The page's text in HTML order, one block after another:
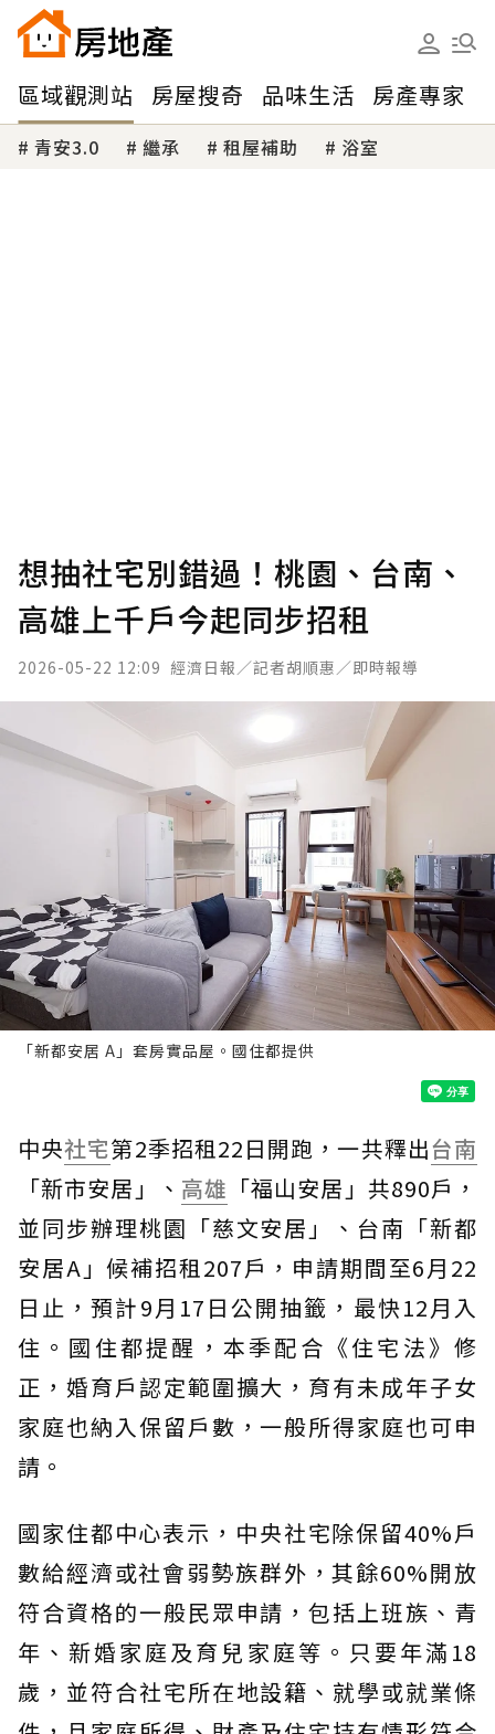
區域觀測站 房屋搜奇 品味生活 房產專家
青安3.0 繼承 租屋補助 浴室
想抽社宅別錯過！桃園、台南、
高雄上千戶今起同步招租
2026-05-22 12:09 經濟日報／記者胡順惠／即時報導
「新都安居 A」套房實品屋。國住都提供
中央社宅第2季招租22日開跑，一共釋出台南
「新市安居」、 高雄 「福山安居」共890戶，
並同步辦理桃園「慈文安居」、台南「新都
安居A」候補招租207戶，申請期間至6月22
日止，預計9月17日公開抽籤，最快12月入
住。國住都提醒，本季配合《住宅法》修
正，婚育戶認定範圍擴大，育有未成年子女
家庭也納入保留戶數，一般所得家庭也可申
請。
國家住都中心表示，中央社宅除保留40%戶
數給經濟或社會弱勢族群外，其餘60%開放
符合資格的一般民眾申請，包括上班族、青
年、新婚家庭及育兒家庭等。只要年滿18
歲，並符合社宅所在地設籍、就學或就業條